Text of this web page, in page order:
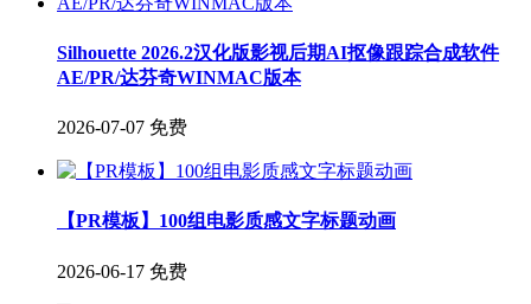
Silhouette 2026.2汉化版影视后期AI抠像跟踪合成软件
AE/PR/达芬奇WINMAC版本
2026-07-07 免费
【PR模板】100组电影质感文字标题动画
2026-06-17 免费